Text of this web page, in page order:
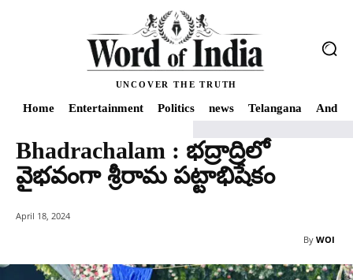
UNCOVER THE TRUTH
Home Entertainment Politics news Telangana
Home news Bhadrachalam : భద్రాద్రిలో వైభవంగా శ్రీరామ పట్టాభిషేకం
Bhadrachalam : భద్రాద్రిలో
వైభవంగా శ్రీరామ పట్టాభిషేకం
April 18, 2024
By WOI